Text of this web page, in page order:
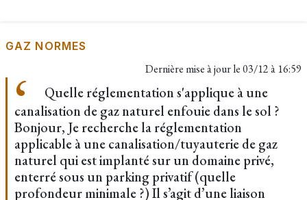
GAZ NORMES
Dernière mise à jour le03/12 à 16:59
Quelle réglementation s'applique à une
canalisation de gaz naturel enfouie dans le sol ?
Bonjour, Je recherche la réglementation
applicable à une canalisation/tuyauterie de gaz
naturel qui est implanté sur un domaine privé,
enterré sous un parking privatif (quelle
profondeur minimale ?) Il s’agit d’une liaison